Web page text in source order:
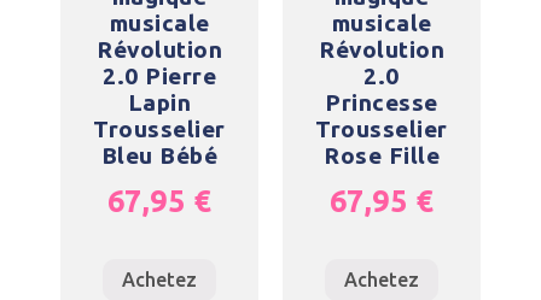
musicale
Révolution
2.0 Pierre
Lapin
Trousselier
Bleu Bébé
67,95 €
Achetez
musicale
Révolution
2.0
Princesse
Trousselier
Rose Fille
67,95 €
Achetez